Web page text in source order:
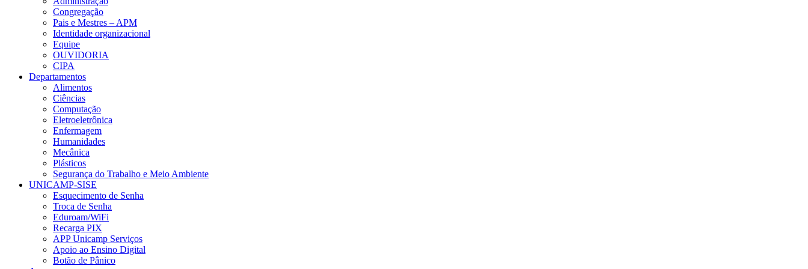
Congregação
Pais e Mestres – APM
Identidade organizacional
Equipe
OUVIDORIA
CIPA
Departamentos
Alimentos
Ciências
Computação
Eletroeletrônica
Enfermagem
Humanidades
Mecânica
Plásticos
Segurança do Trabalho e Meio Ambiente
UNICAMP-SISE
Esquecimento de Senha
Troca de Senha
Eduroam/WiFi
Recarga PIX
APP Unicamp Serviços
Apoio ao Ensino Digital
Botão de Pânico